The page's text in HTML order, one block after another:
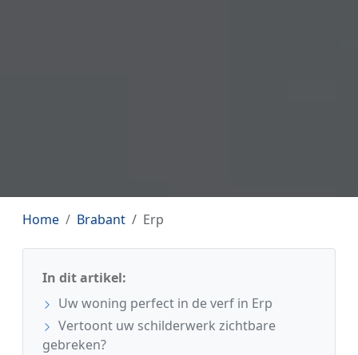
Home Brabant Erp
In dit artikel:
Uw woning perfect in de verf in Erp
Vertoont uw schilderwerk zichtbare
gebreken?